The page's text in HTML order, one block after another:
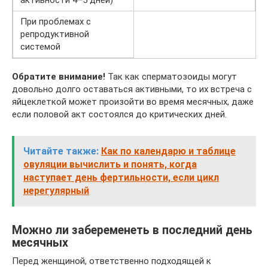
При проблемах с
репродуктивной
системой
Обратите внимание! Так как сперматозоиды могут
довольно долго оставаться активными, то их встреча с
яйцеклеткой может произойти во время месячных, даже
если половой акт состоялся до критических дней.
Читайте также: Как по календарю и таблице
овуляции вычислить и понять, когда
наступает день фертильности, если цикл
нерегулярный
Можно ли забеременеть в последний день
месячных
Перед женщиной, ответственно подходящей к